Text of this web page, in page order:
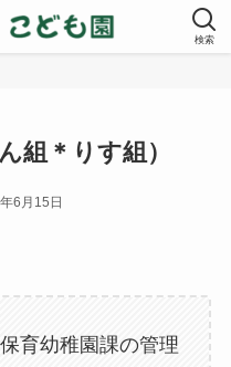
検索
組＊りす組）
6月15日
育幼稚園課の管理